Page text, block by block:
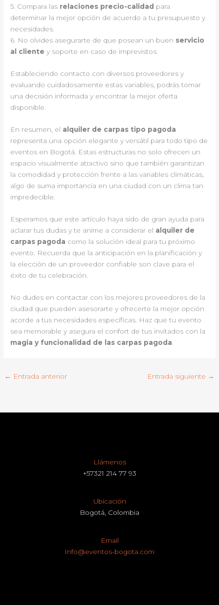
5. Compara las relaciones precio-calidad para
determinar la mejor opción de acuerdo a tu presupuesto y
necesidades.
6. No olvides asegurarte de que posean un buen servicio
al cliente y soporte en caso de imprevistos.
Estableciendo contacto con diversos proveedores y
evaluando cuidadosamente estas variables, podrás tomar
una decisión informada y encontrar la mejor oferta
disponible.
En resumen, el alquiler de carpas tipo pagoda
representa una opción elegante y versátil para todo tipo de
eventos en Bogotá. Estas estructuras no solo ofrecen un
espacio visualmente atractivo sino que también garantizan
la comodidad y protección frente a las variables climáticas,
algo de suma importancia en una ciudad con un clima tan
impredecible.
Esperamos que este artículo haya sido de gran ayuda para
aclarar tus dudas y te anime a considerar el alquiler de
carpas pagoda como la solución ideal para tu próximo
evento. Recuerda que la anticipación en la planificación y
la elección de un proveedor confiable son clave para el
éxito de tu celebración.
No dudes en contactar con los mejores proveedores de la
ciudad que pueden asesorarte y ofrecerte la mejor opción
acorde a tus necesidades específicas. Haz que tu evento
sea memorable y asegura el confort de tus invitados con la
magia y funcionalidad de las carpas pagoda
← Entrada anterior Entrada siguiente →
Llámenos
+57321 214 77 93
Ubicación
Bogotá, Colombia
Email
Info@eventos-bogota.com